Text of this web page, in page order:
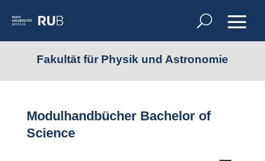
Fakultät für Physik und Astronomie
Modulhandbücher Bachelor of
Science